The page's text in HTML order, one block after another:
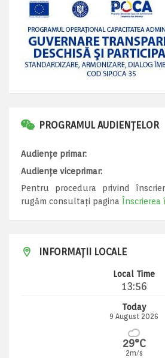
PROGRAMUL AUDIENȚELOR
Audiențe primar:
Audiențe viceprimar:
Pentru procedura privind
rugăm consultați pagina Înscrierea
INFORMAȚII LOCALE
Local Time
13:56
Today
9 August 2026
29°C
2m/s